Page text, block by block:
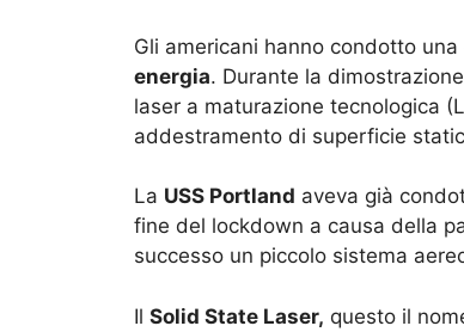
Gli americani hanno condotto
energia. Durante la
laser a maturazione tecnologica
addestramento di superficie
La USS Portland aveva già
fine del lockdown a causa della
successo un piccolo sistema
Il Solid State Laser, questo il